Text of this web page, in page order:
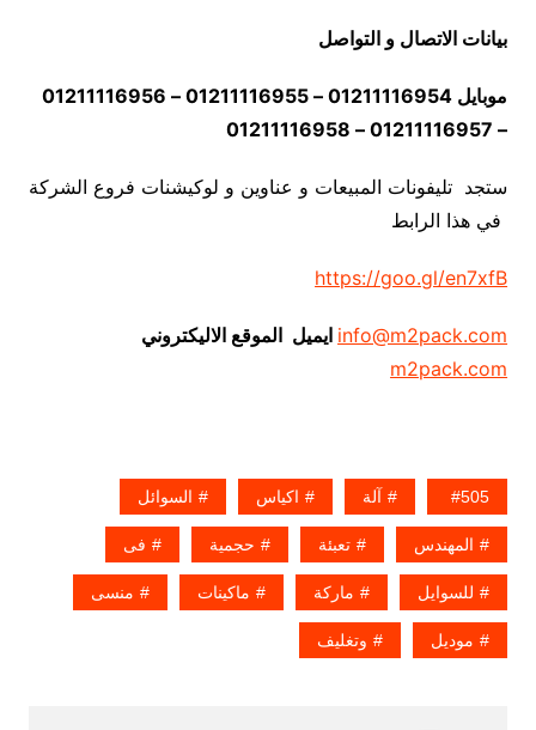
بيانات الاتصال و التواصل
موبايل 01211116954 – 01211116955 – 01211116956
– 01211116957 – 01211116958
ستجد تليفونات المبيعات و عناوين و لوكيشنات فروع الشركة
في هذا الرابط
https://goo.gl/en7xfB
info@m2pack.com ايميل الموقع الاليكتروني
m2pack.com
505 آلة اكياس السوائل
المهندس تعبئة حجمية فى
للسوايل ماركة ماكينات منسى
موديل وتغليف